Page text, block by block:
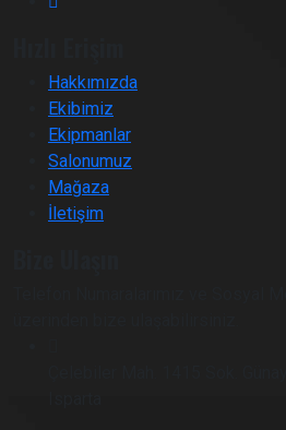
Hakkımızda
Ekibimiz
Ekipmanlar
Salonumuz
Mağaza
İletişim